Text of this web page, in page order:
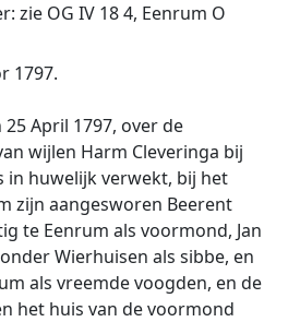
zie OG IV 18 4, Eenrum O
1797.
April 1797, over de
wijlen Harm Cleveringa bij
in huwelijk verwekt, bij het
zijn aangesworen Beerent
te Eenrum als voormond, Jan
Wierhuisen als sibbe, en
als vreemde voogden, en de
het huis van de voormond